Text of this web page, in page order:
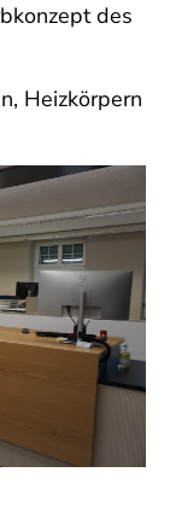
des
Heizkörpern